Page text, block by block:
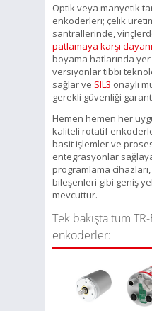
Optik veya manyetik
enkoderleri; çelik
santrallerinde,
patlamaya karşı
boyama hatlarında
versiyonlar tıbbi
sağlar ve SIL3 onaylı
gerekli güvenliği
Hemen hemen her
kaliteli rotatif
basit işlemler ve
entegrasyonlar
programlama
bileşenleri gibi geniş
mevcuttur.
Tek bakışta tüm
enkoderler: